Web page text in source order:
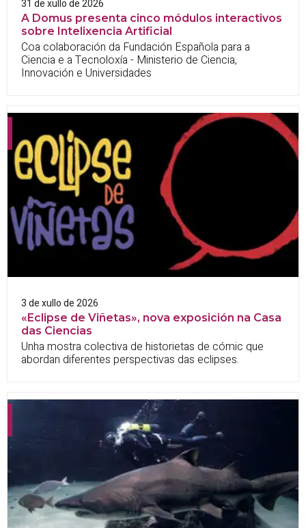
31 de xullo de 2026
A Domus presenta cinco módulos interactivos
sobre Intelixencia Artificial
Coa colaboración da Fundación Española para a
Ciencia e a Tecnoloxía - Ministerio de Ciencia,
Innovación e Universidades
3 de xullo de 2026
«Eclipse de Viñetas», nova exposición na Casa
das Ciencias
Unha mostra colectiva de historietas de cómic que
abordan diferentes perspectivas das eclipses.